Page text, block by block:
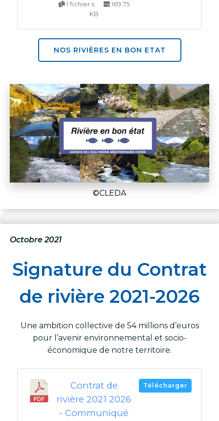
1 fichier·s
169.75
KB
NOS RIVIÈRES EN BON ETAT
©CLEDA
Octobre 2021
Signature du Contrat
de rivière 2021-2026
Une ambition collective de 54 millions d’euros
pour l’avenir environnemental et socio-
économique de notre territoire.
Contrat de
rivière 2021 2026
- Communiqué
Télécharger